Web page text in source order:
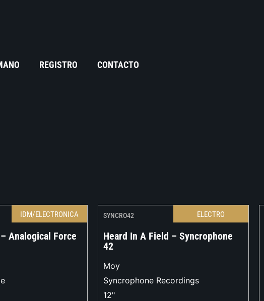
REGISTRO CONTACTO
IDM/ELECTRONICA
Analogical Force
SYNCRO42 ELECTRO
Heard In A Field – Syncrophone
42
Moy
Syncrophone Recordings
12"